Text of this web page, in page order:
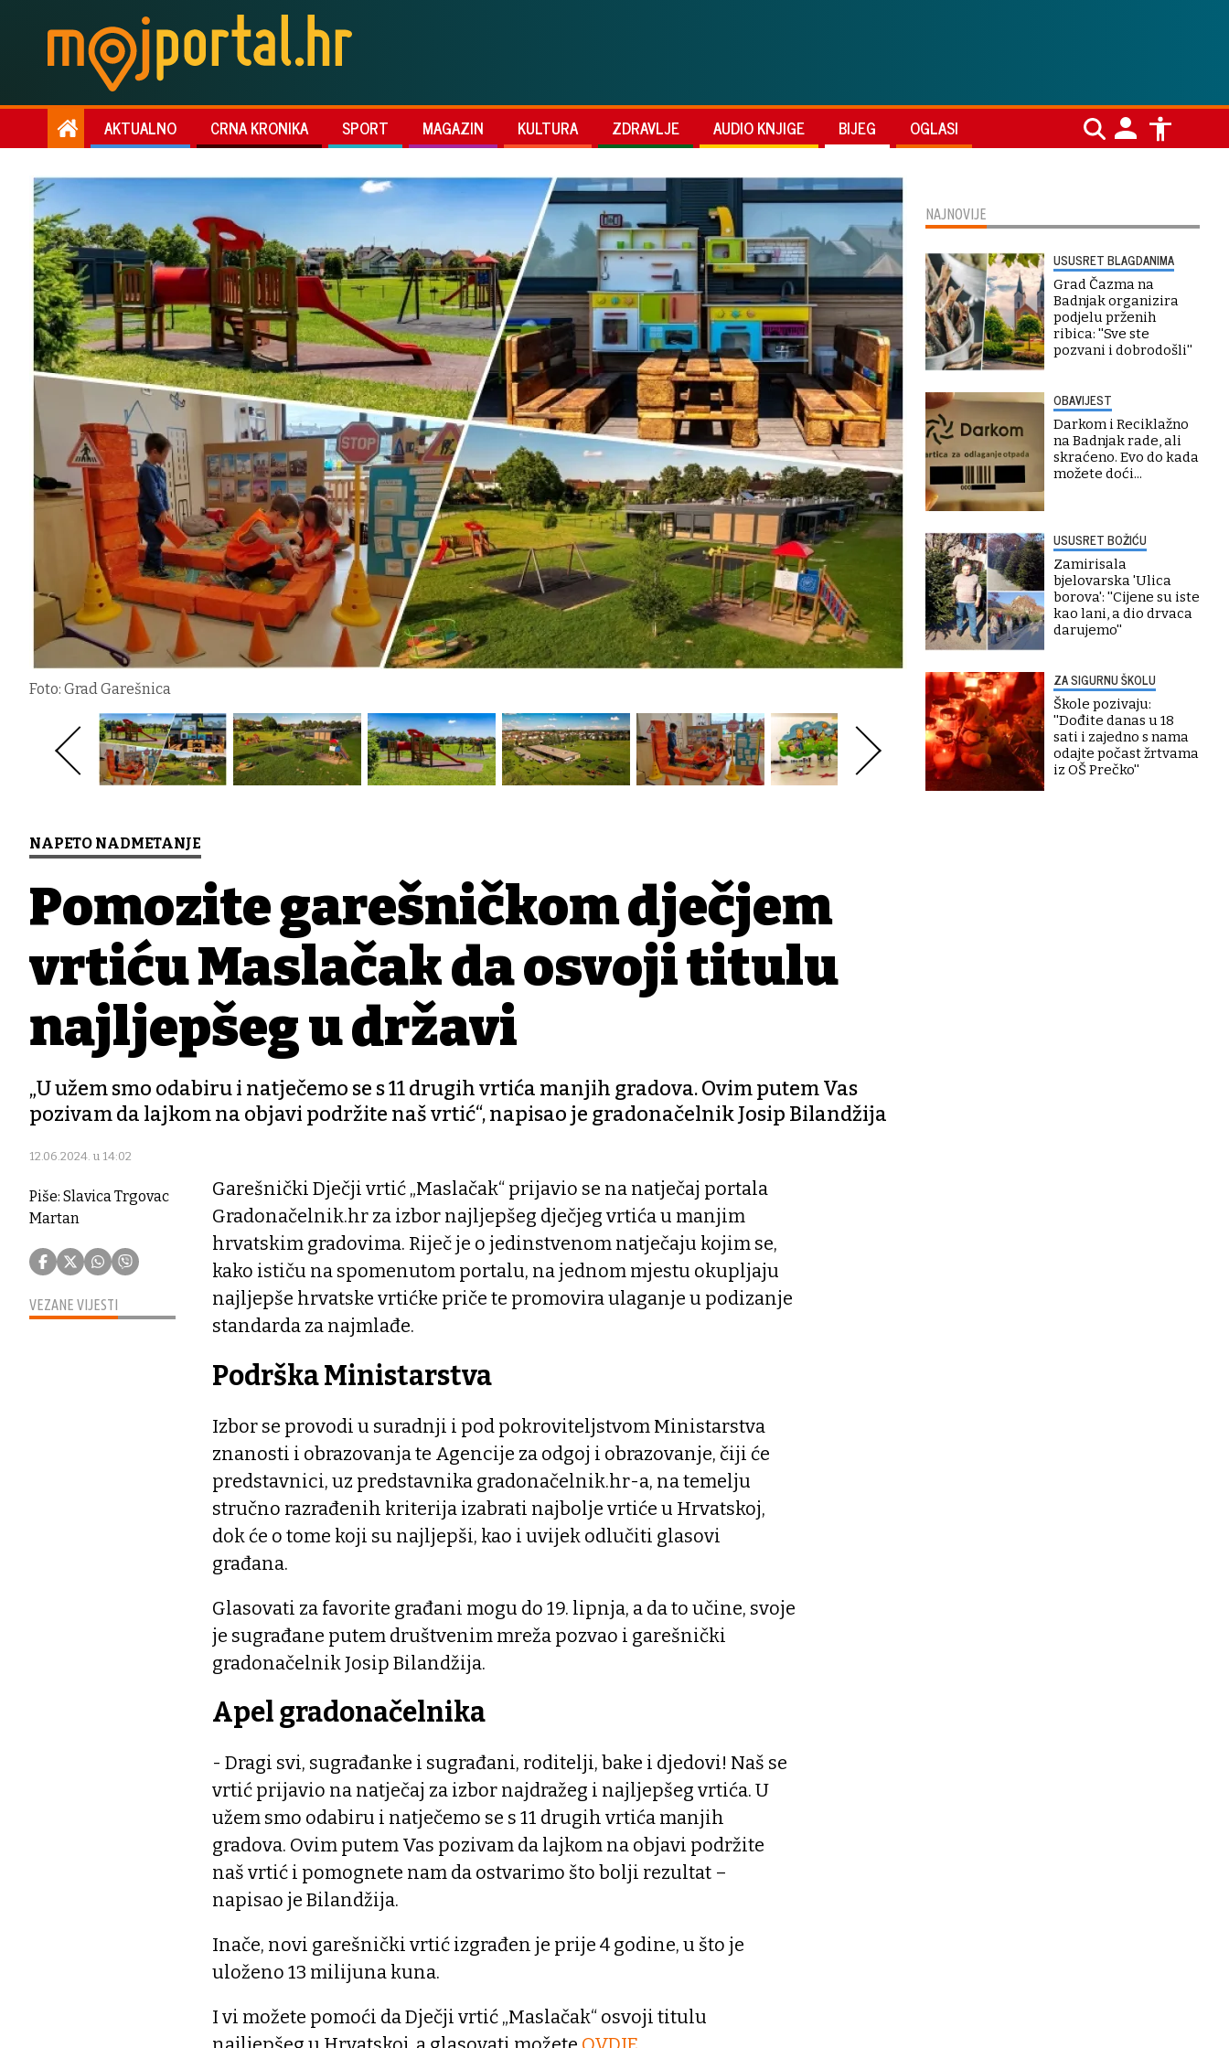
AKTUALNO CRNA KRONIKA SPORT MAGAZIN KULTURA ZDRAVLJE AUDIO KNJIGE BIJEG OGLASI
Foto: Grad Garešnica
NAPETO NADMETANJE
Pomozite garešničkom dječjem
vrtiću Maslačak da osvoji titulu
najljepšeg u državi
„U užem smo odabiru i natječemo se s 11 drugih vrtića manjih gradova. Ovim putem Vas
pozivam da lajkom na objavi podržite naš vrtić“, napisao je gradonačelnik Josip Bilandžija
12.06.2024. u 14:02
Piše: Slavica Trgovac
Martan
VEZANE VIJESTI
Garešnički Dječji vrtić „Maslačak“ prijavio se na natječaj portala
Gradonačelnik.hr za izbor najljepšeg dječjeg vrtića u manjim
hrvatskim gradovima. Riječ je o jedinstvenom natječaju kojim se,
kako ističu na spomenutom portalu, na jednom mjestu okupljaju
najljepše hrvatske vrtićke priče te promovira ulaganje u podizanje
standarda za najmlađe.
Podrška Ministarstva
Izbor se provodi u suradnji i pod pokroviteljstvom Ministarstva
znanosti i obrazovanja te Agencije za odgoj i obrazovanje, čiji će
predstavnici, uz predstavnika gradonačelnik.hr-a, na temelju
stručno razrađenih kriterija izabrati najbolje vrtiće u Hrvatskoj,
dok će o tome koji su najljepši, kao i uvijek odlučiti glasovi
građana.
Glasovati za favorite građani mogu do 19. lipnja, a da to učine, svoje
je sugrađane putem društvenim mreža pozvao i garešnički
gradonačelnik Josip Bilandžija.
Apel gradonačelnika
- Dragi svi, sugrađanke i sugrađani, roditelji, bake i djedovi! Naš se
vrtić prijavio na natječaj za izbor najdražeg i najljepšeg vrtića. U
užem smo odabiru i natječemo se s 11 drugih vrtića manjih
gradova. Ovim putem Vas pozivam da lajkom na objavi podržite
naš vrtić i pomognete nam da ostvarimo što bolji rezultat –
napisao je Bilandžija.
Inače, novi garešnički vrtić izgrađen je prije 4 godine, u što je
uloženo 13 milijuna kuna.
I vi možete pomoći da Dječji vrtić „Maslačak“ osvoji titulu
NAJNOVIJE
USUSRET BLAGDANIMA
Grad Čazma na
Badnjak organizira
podjelu prženih
ribica: ''Sve ste
pozvani i dobrodošli''
OBAVIJEST
Darkom i Reciklažno
na Badnjak rade, ali
skraćeno. Evo do kada
možete doći...
USUSRET BOŽIĆU
Zamirisala
bjelovarska 'Ulica
borova': ''Cijene su iste
kao lani, a dio drvaca
darujemo''
ZA SIGURNU ŠKOLU
Škole pozivaju:
''Dođite danas u 18
sati i zajedno s nama
odajte počast žrtvama
iz OŠ Prečko''